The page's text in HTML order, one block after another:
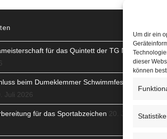
Um dir ein
dieser
können
für das Quintett der TG Neuss
beim Dumeklemmer Schwimmfest in
Juli 2026
für das Sportabzeichen 20. Juli